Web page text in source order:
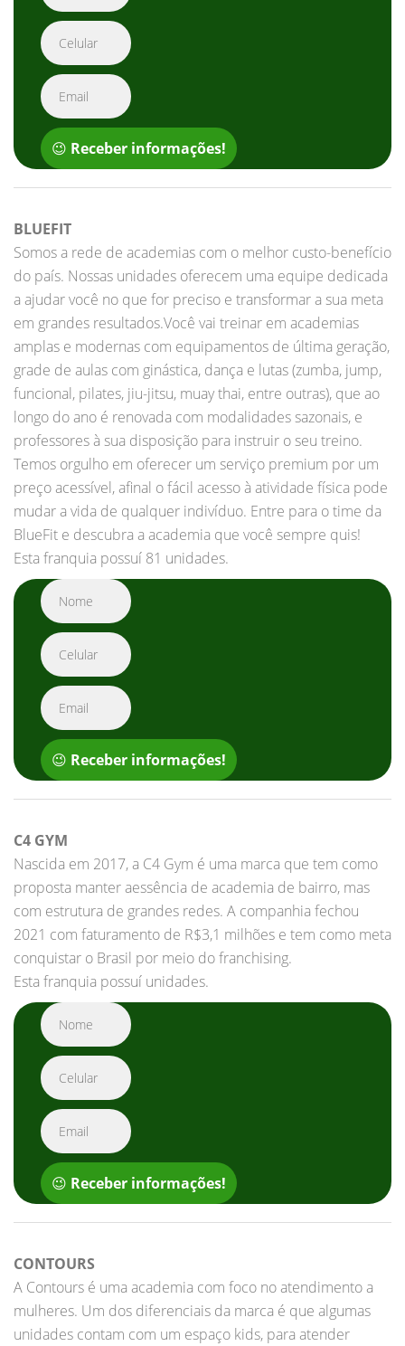
😉 Receber informações!
BLUEFIT
Somos a rede de academias com o melhor custo-benefício
do país. Nossas unidades oferecem uma equipe dedicada
a ajudar você no que for preciso e transformar a sua meta
em grandes resultados.Você vai treinar em academias
amplas e modernas com equipamentos de última geração,
grade de aulas com ginástica, dança e lutas (zumba, jump,
funcional, pilates, jiu-jitsu, muay thai, entre outras), que ao
longo do ano é renovada com modalidades sazonais, e
professores à sua disposição para instruir o seu treino.
Temos orgulho em oferecer um serviço premium por um
preço acessível, afinal o fácil acesso à atividade física pode
mudar a vida de qualquer indivíduo. Entre para o time da
BlueFit e descubra a academia que você sempre quis!
Esta franquia possuí 81 unidades.
😉 Receber informações!
C4 GYM
Nascida em 2017, a C4 Gym é uma marca que tem como
proposta manter aessência de academia de bairro, mas
com estrutura de grandes redes. A companhia fechou
2021 com faturamento de R$3,1 milhões e tem como meta
conquistar o Brasil por meio do franchising.
Esta franquia possuí unidades.
😉 Receber informações!
CONTOURS
A Contours é uma academia com foco no atendimento a
mulheres. Um dos diferenciais da marca é que algumas
unidades contam com um espaço kids, para atender